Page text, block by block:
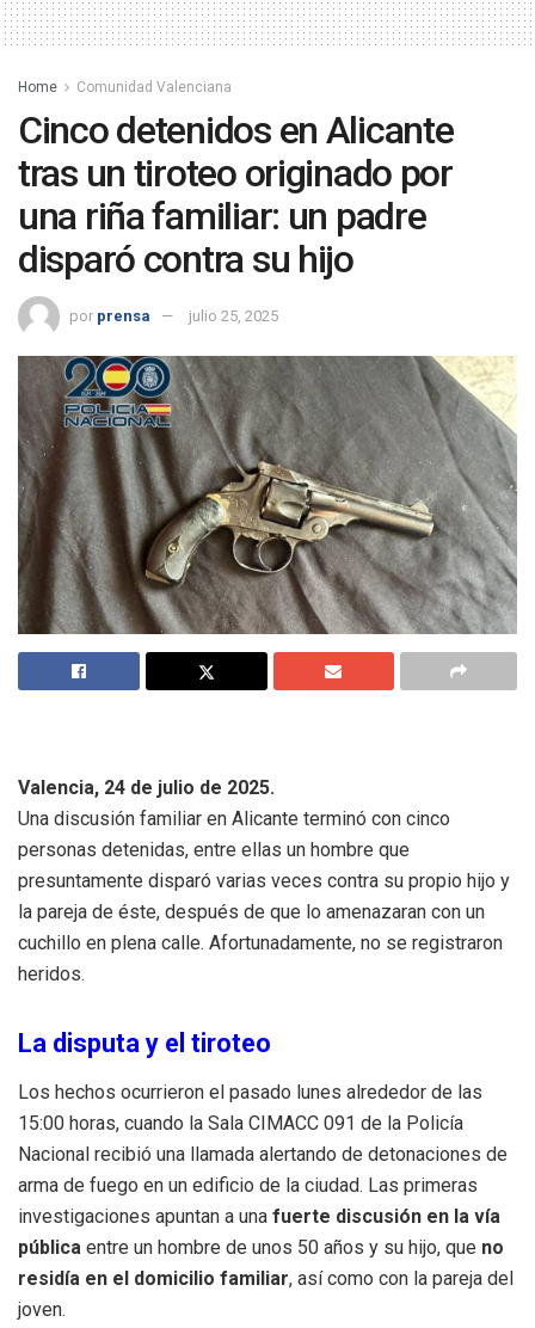
Home Comunidad Valenciana
Cinco detenidos en Alicante
tras un tiroteo originado por
una riña familiar: un padre
disparó contra su hijo
por prensa julio 25, 2025
Valencia, 24 de julio de 2025.
Una discusión familiar en Alicante terminó con cinco
personas detenidas, entre ellas un hombre que
presuntamente disparó varias veces contra su propio hijo y
la pareja de éste, después de que lo amenazaran con un
cuchillo en plena calle. Afortunadamente, no se registraron
heridos.
La disputa y el tiroteo
Los hechos ocurrieron el pasado lunes alrededor de las
15:00 horas, cuando la Sala CIMACC 091 de la Policía
Nacional recibió una llamada alertando de detonaciones de
arma de fuego en un edificio de la ciudad. Las primeras
investigaciones apuntan a una fuerte discusión en la vía
pública entre un hombre de unos 50 años y su hijo, que no
residía en el domicilio familiar, así como con la pareja del
joven.